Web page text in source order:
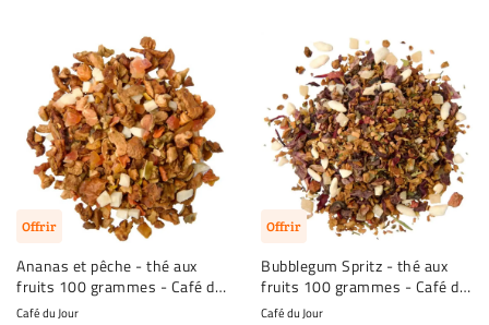
Offrir
Ananas et pêche - thé aux
fruits 100 grammes - Café du
Jour Loose Tea
Café du Jour
Offrir
Bubblegum Spritz - thé aux
fruits 100 grammes - Café du
Jour Loose Tea
Café du Jour